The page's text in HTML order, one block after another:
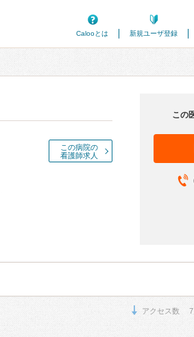
Calooとは
新規ユーザ登録
この病院の
看護師求人
この
アクセス数 7